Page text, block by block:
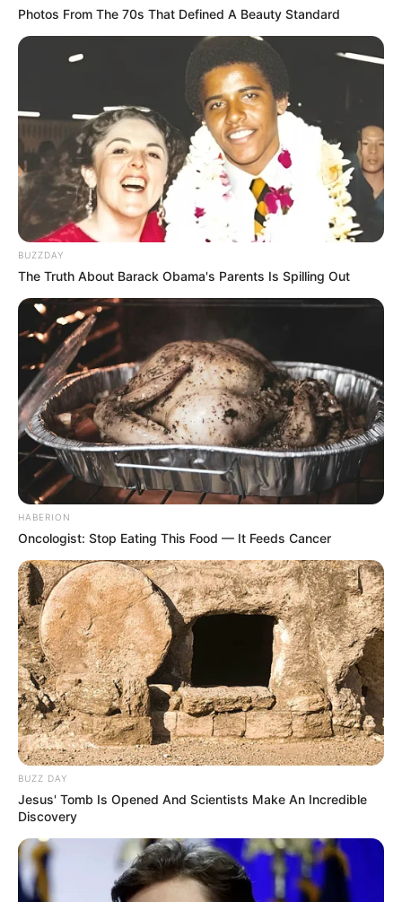
Photos From The 70s That Defined A Beauty Standard
BUZZDAY
The Truth About Barack Obama's Parents Is Spilling Out
HABERION
Oncologist: Stop Eating This Food — It Feeds Cancer
BUZZ DAY
Jesus' Tomb Is Opened And Scientists Make An Incredible
Discovery